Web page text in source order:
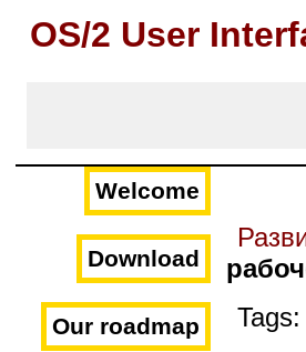
OS/2 User
Welcome
Download
Our roadmap